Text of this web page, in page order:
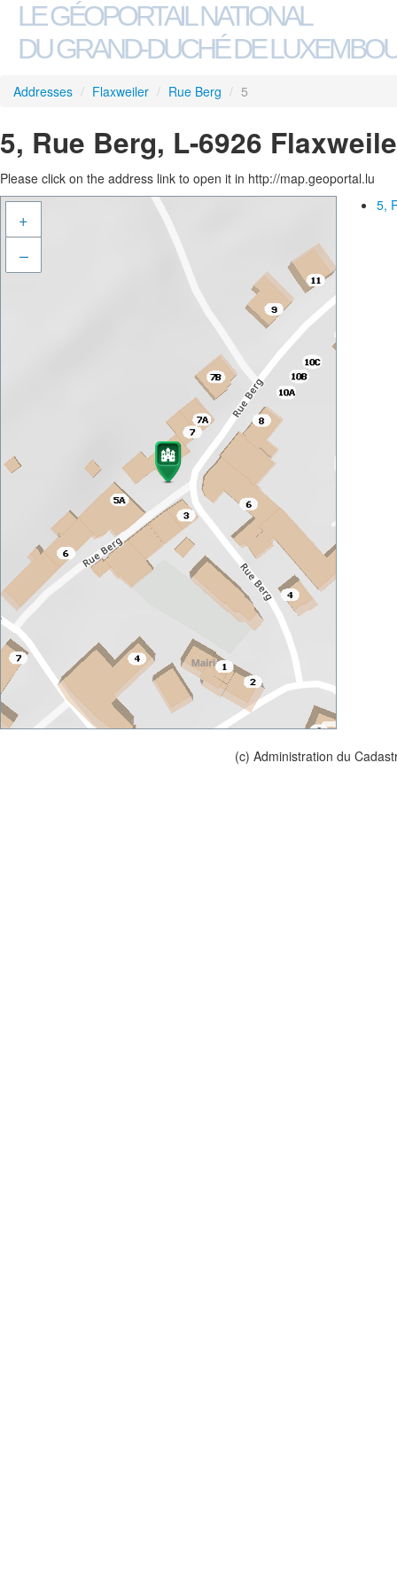
LE GÉOPORTAIL NATIONAL
DU GRAND-DUCHÉ DE
Addresses / Flaxweiler / Rue Berg / 5
5, Rue Berg, L-6926
Please click on the address link to open it in http://map.geoportal.lu
+
–
5,
(c) Administration du